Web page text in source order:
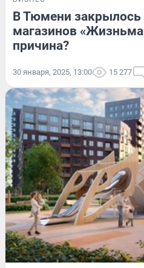
В Тюмени закрылось
магазинов
причина?
30 января, 2025, 13:00 15 277